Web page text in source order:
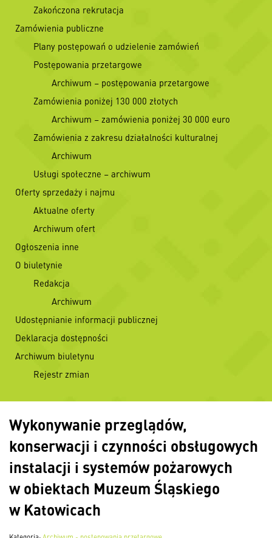
Zakończona rekrutacja
Zamówienia publiczne
Plany postępowań o udzielenie zamówień
Postępowania przetargowe
Archiwum – postępowania przetargowe
Zamówienia poniżej 130 000 złotych
Archiwum – zamówienia poniżej 30 000 euro
Zamówienia z zakresu działalności kulturalnej
Archiwum
Usługi społeczne – archiwum
Oferty sprzedaży i najmu
Aktualne oferty
Archiwum ofert
Ogłoszenia inne
O biuletynie
Redakcja
Archiwum
Udostępnianie informacji publicznej
Deklaracja dostępności
Archiwum biuletynu
Rejestr zmian
Wykonywanie przeglądów,
konserwacji i czynności obsługowych
instalacji i systemów pożarowych
w obiektach Muzeum Śląskiego
w Katowicach